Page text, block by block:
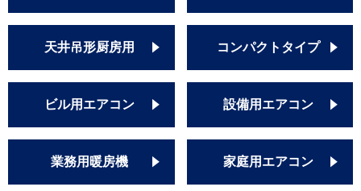
天井吊形厨房用 コンパクトタイプ
ビル用エアコン 設備用エアコン
業務用暖房機 家庭用エアコン